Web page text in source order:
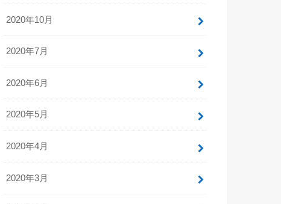
2020年10月
2020年7月
2020年6月
2020年5月
2020年4月
2020年3月